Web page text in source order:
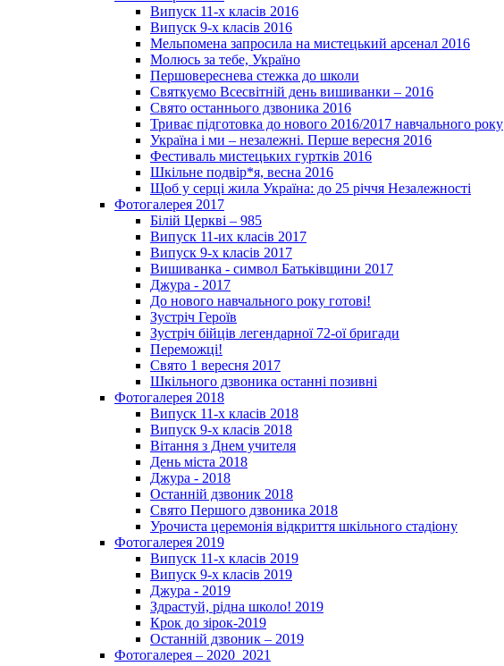
Випуск 11-х класів 2016
Випуск 9-х класів 2016
Мельпомена запросила на мистецький арсенал 2016
Молюсь за тебе, Україно
Першовереснева стежка до школи
Святкуємо Всесвітній день вишиванки – 2016
Свято останнього дзвоника 2016
Триває підготовка до нового 2016/2017 навчального року
Україна і ми – незалежні. Перше вересня 2016
Фестиваль мистецьких гуртків 2016
Шкільне подвір*я, весна 2016
Щоб у серці жила Україна: до 25­ річчя Незалежності
Фотогалерея 2017
Білій Церкві – 985
Випуск 11-их класів 2017
Випуск 9-х класів 2017
Вишиванка - символ Батьківщини 2017
Джура - 2017
До нового навчального року готові!
Зустріч Героїв
Зустріч бійців легендарної 72-ої бригади
Переможці!
Свято 1 вересня 2017
Шкільного дзвоника останні позивні
Фотогалерея 2018
Випуск 11-х класів 2018
Випуск 9-х класів 2018
Вітання з Днем учителя
День міста 2018
Джура - 2018
Останній дзвоник 2018
Свято Першого дзвоника 2018
Урочиста церемонія відкриття шкільного стадіону
Фотогалерея 2019
Випуск 11-х класів 2019
Випуск 9-х класів 2019
Джура - 2019
Здрастуй, рідна школо! 2019
Крок до зірок-2019
Останній дзвоник – 2019
Фотогалерея – 2020_2021